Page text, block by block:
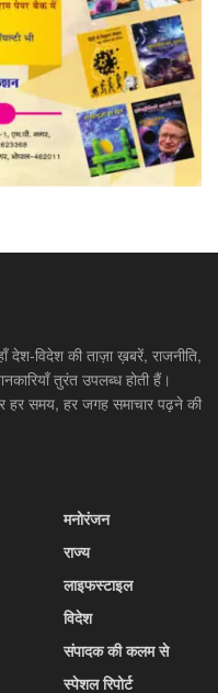
विदेश की ताज़ा ख़बरें, राजनीति,
तुरंत उपलब्ध होती हैं।
हर समय, हर जगह समाचार पढ़ने की
मनोरंजन
राज्य
लाइफस्टाइल
विदेश
संपादक की कलम से
स्पेशल रिपोर्ट